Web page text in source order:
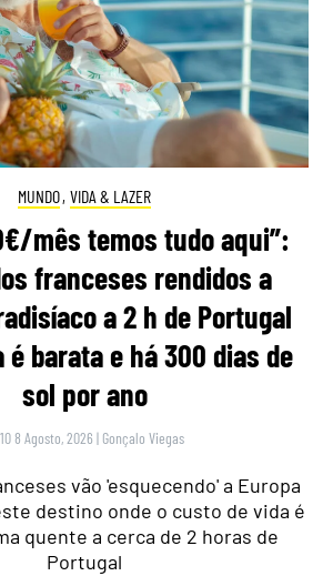
MUNDO, VIDA & LAZER
mês temos tudo aqui”:
franceses rendidos a
a 2 h de Portugal
é barata e há 300 dias de
sol por ano
8 Agosto, 2026 | Gonçalo Viegas
vão 'esquecendo' a Europa
destino onde o custo de vida é
quente a cerca de 2 horas de
Portugal